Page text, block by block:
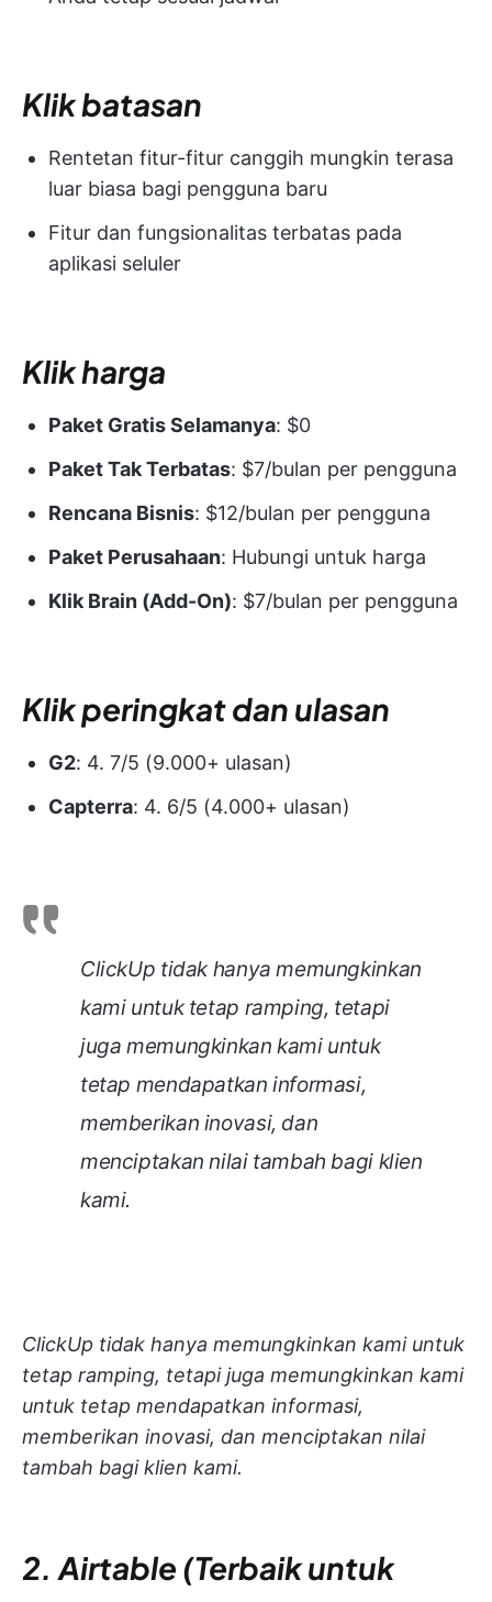
Klik batasan
Rentetan fitur-fitur canggih mungkin terasa
luar biasa bagi pengguna baru
Fitur dan fungsionalitas terbatas pada
aplikasi seluler
Klik harga
Paket Gratis Selamanya: $0
Paket Tak Terbatas: $7/bulan per pengguna
Rencana Bisnis: $12/bulan per pengguna
Paket Perusahaan: Hubungi untuk harga
Klik Brain (Add-On): $7/bulan per pengguna
Klik peringkat dan ulasan
G2: 4. 7/5 (9.000+ ulasan)
Capterra: 4. 6/5 (4.000+ ulasan)
ClickUp tidak hanya memungkinkan
kami untuk tetap ramping, tetapi
juga memungkinkan kami untuk
tetap mendapatkan informasi,
memberikan inovasi, dan
menciptakan nilai tambah bagi klien
kami.
ClickUp tidak hanya memungkinkan kami untuk
tetap ramping, tetapi juga memungkinkan kami
untuk tetap mendapatkan informasi,
memberikan inovasi, dan menciptakan nilai
tambah bagi klien kami.
2. Airtable (Terbaik untuk